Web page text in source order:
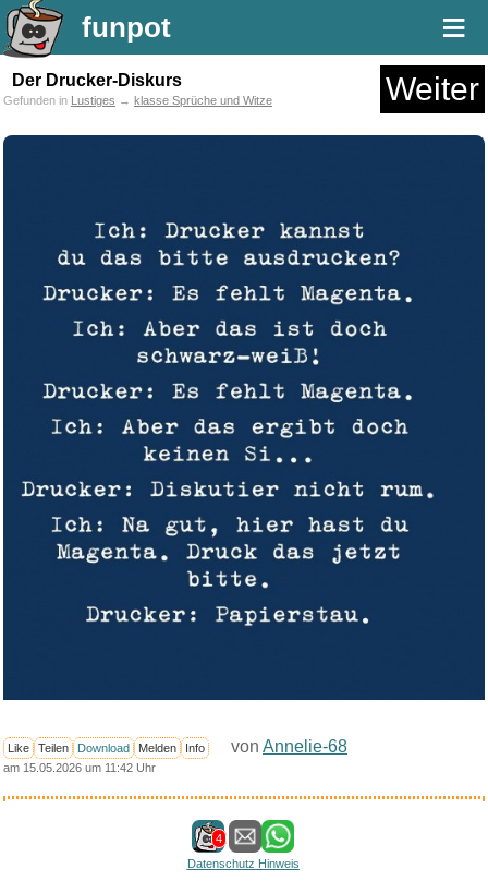
funpot ≡
Der Drucker-Diskurs Weiter
Gefunden in Lustiges → klasse Sprüche und Witze
Like Teilen Download Melden Info von Annelie-68
am 15.05.2026 um 11:42 Uhr
4
Datenschutz Hinweis